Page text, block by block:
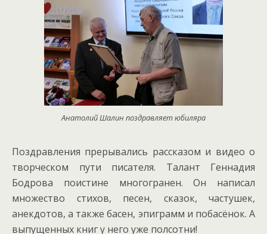
Анатолий Шалин поздравляет юбиляра
Поздравления прерывались рассказом и видео о
творческом пути писателя. Талант Геннадия
Бодрова поистине многогранен. Он написал
множество стихов, песен, сказок, частушек,
анекдотов, а также басен, эпиграмм и побасёнок. А
выпущенных книг у него уже полсотни!